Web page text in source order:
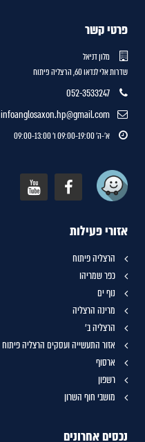
פרטי קשר
מלון דניאל
שדרות אלי לנדאו 60, הרצליה פיתוח
052-3533247
infoanglosaxon.hp@gmail.com
א'-ה' 09:00-19:00 ו' 09:00-13:00
אזורי פעילות
הרצליה פיתוח
כפר שמריהו
נוף ים
מרינה הרצליה
הרצליה ב'
אזור התעשייה ועסקים הרצליה פיתוח
ארסוף
רשפון
מושבי חוף השרון
נכסים אחרונים